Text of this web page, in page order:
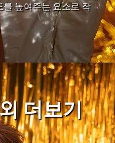
높여주는 요소로 작
더보기